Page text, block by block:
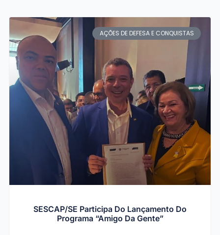
AÇÕES DE DEFESA E CONQUISTAS
SESCAP/SE Participa Do Lançamento Do
Programa “Amigo Da Gente”